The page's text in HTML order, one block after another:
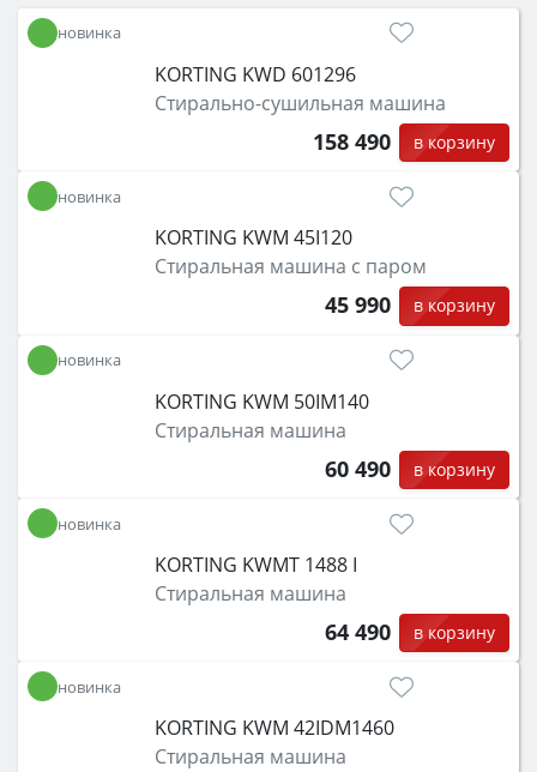
новинка
KORTING KWD 601296
Стирально-сушильная машина
158 490 в корзину
новинка
KORTING KWM 45I120
Стиральная машина с паром
45 990 в корзину
новинка
KORTING KWM 50IM140
Стиральная машина
60 490 в корзину
новинка
KORTING KWMT 1488 I
Стиральная машина
64 490 в корзину
новинка
KORTING KWM 42IDM1460
Стиральная машина